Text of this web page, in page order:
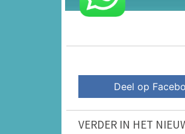
Deel op
VERDER IN HET